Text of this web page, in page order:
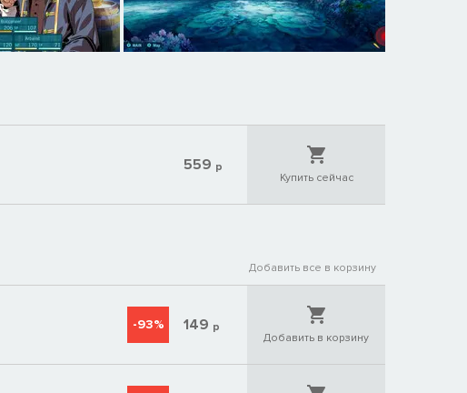
559 р
Купить сейчас
Добавить все в корзину
-93% 149 р
Добавить в корзину